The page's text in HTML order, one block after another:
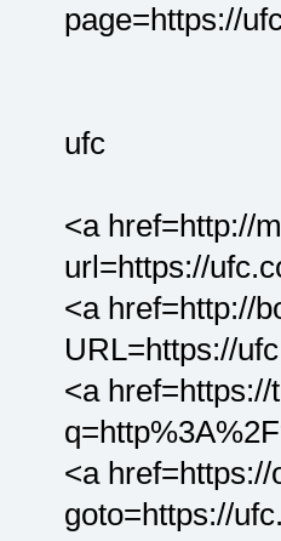
page=https://
ufc
<a href=http://
url=https://
<a href=http://
URL=https://
<a
<a
goto=https://